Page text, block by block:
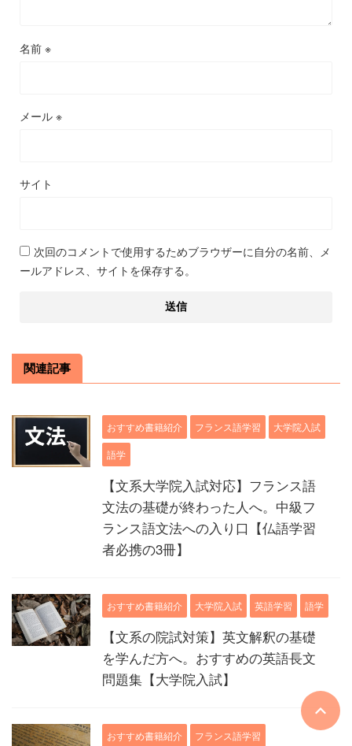
名前 ※
メール ※
サイト
次回のコメントで使用するためブラウザーに自分の名前、メ
ールアドレス、サイトを保存する。
関連記事
おすすめ書籍紹介 フランス語学習 大学院入試
語学
【文系大学院入試対応】フランス語
文法の基礎が終わった人へ。中級フ
ランス語文法への入り口【仏語学習
者必携の3冊】
おすすめ書籍紹介 大学院入試 英語学習 語学
【文系の院試対策】英文解釈の基礎
を学んだ方へ。おすすめの英語長文
問題集【大学院入試】
おすすめ書籍紹介 フランス語学習